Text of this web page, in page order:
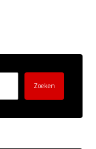
Zoeken